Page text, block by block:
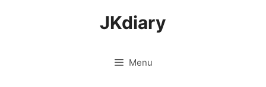
JKdiary
Menu